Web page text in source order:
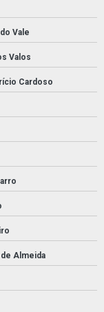
Vale
Valos
Cardoso
Almeida